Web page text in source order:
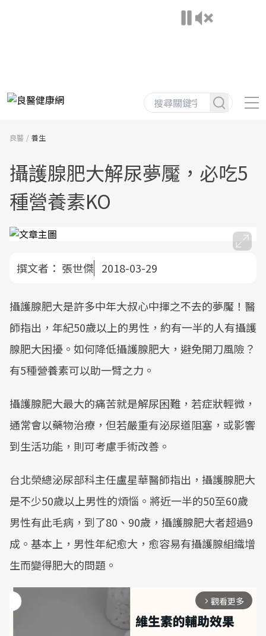
良醫 養生
攝護腺肥大解尿夢魘，必吃5
種營養素KO
撰文者： 張世傑 2018-03-29
攝護腺肥大是許多中年大叔心中揮之不去的夢魘！醫
師指出，年紀50歲以上的男性，約有一半的人有攝護
腺肥大困擾。如何降低攝護腺肥大，避免開刀風險？
有5種營養素可以助一臂之力。
攝護腺肥大最大的痛苦就是解尿困難，若症狀輕微，
通常會以藥物治療，但若嚴重有泌尿道阻塞，或影響
到生活功能，則可考慮手術改善。
台北榮總泌尿部科主任盧星華醫師指出，攝護腺肥大
是不少50歲以上男性的煩惱。將近一半的50至60歲
男性有此毛病，到了80、90歲，攝護腺肥大者超過9
成。基本上，男性年紀愈大，愈容易有攝護腺組織增
生而變得肥大的問題。
arrow_forward_ios 觀看更多